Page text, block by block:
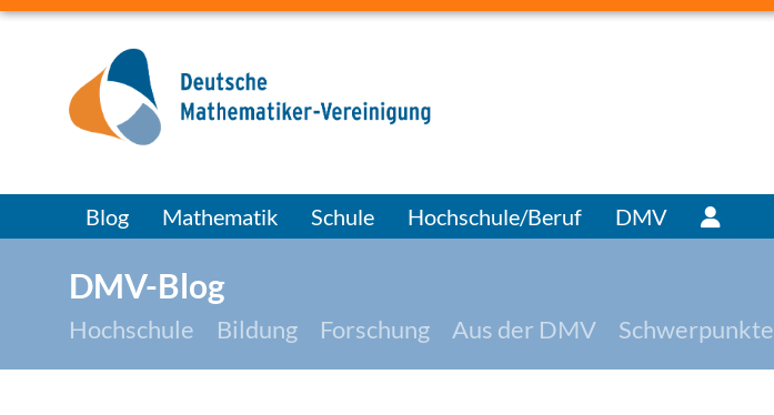
Blog Mathematik Schule Hochschule/Beruf DMV
DMV-Blog
Hochschule Bildung Forschung Aus der DMV Schwerpunkte